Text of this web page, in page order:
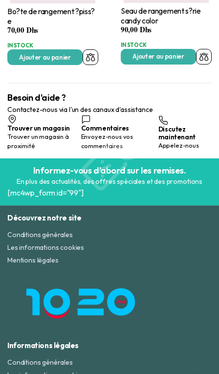
Bo?te de rangement ?piss?
e
70,00Dhs
IN STOCK
Ajouter au panier
Seau de rangement s?rie
candy color
90,00Dhs
IN STOCK
Ajouter au panier
Besoin d'aide ?
Contactez-nous via l'un des canaux d'assistance
Trouver un magasin
Trouver un magasin à
proximité
Commentaires
Envoyez-nous vos
commentaires
Discutez
maintenant
Appelez-nous
Informez-vous d'abord sur les remises.
En plus des actualités, des offres spéciales et des promotions
[mc4wp_form id="99"]
Découvrez notre site
Conditions générales
Les informations cookies
Mentions légales
Informations légales
Conditions générales